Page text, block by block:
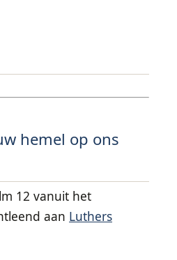
hemel op ons
12 vanuit het
aan Luthers